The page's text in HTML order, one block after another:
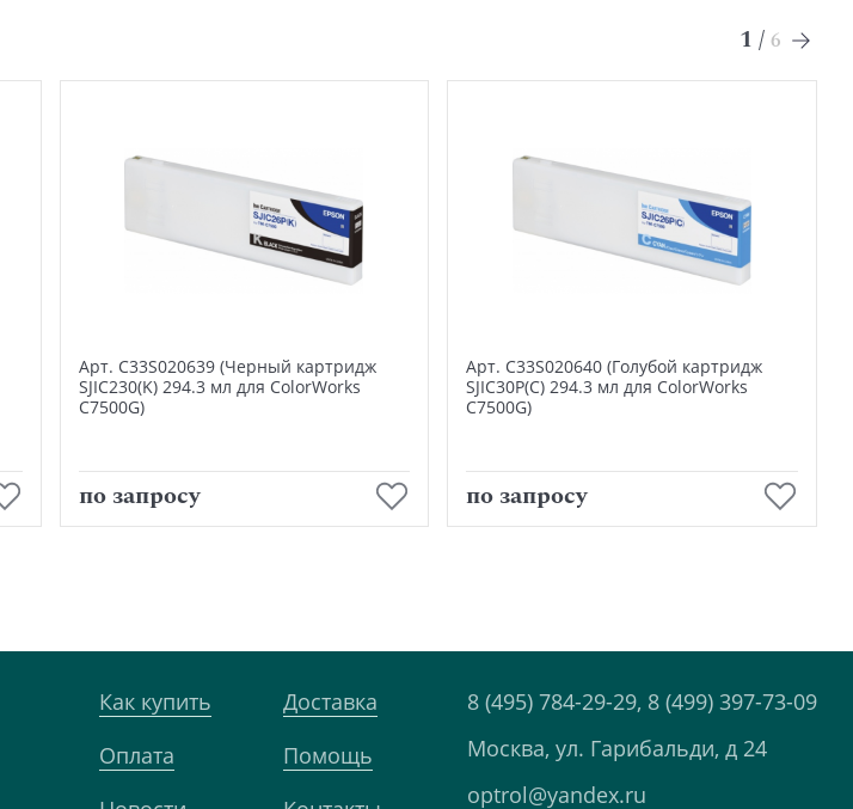
1 / 6
Арт. C33S020639 (Черный картридж
SJIC230(K) 294.3 мл для ColorWorks
C7500G)
по запросу
Арт. C33S020640 (Голубой картридж
SJIC30P(C) 294.3 мл для ColorWorks
C7500G)
по запросу
Как купить
Доставка
Оплата
Помощь
8 (495) 784-29-29, 8 (499) 397-73-09
Москва, ул. Гарибальди, д 24
optrol@yandex.ru